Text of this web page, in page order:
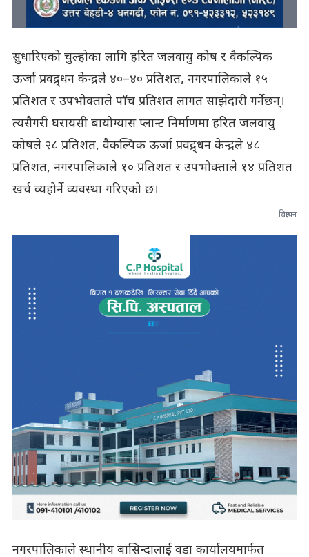
सुधारिएको चुल्होका लागि हरित जलवायु कोष र वैकल्पिक
ऊर्जा प्रवद्र्धन केन्द्रले ४०–४० प्रतिशत, नगरपालिकाले १५
प्रतिशत र उपभोक्ताले पाँच प्रतिशत लागत साझेदारी गर्नेछन्।
त्यसैगरी घरायसी बायोग्यास प्लान्ट निर्माणमा हरित जलवायु
कोषले २८ प्रतिशत, वैकल्पिक ऊर्जा प्रवद्र्धन केन्द्रले ४८
प्रतिशत, नगरपालिकाले १० प्रतिशत र उपभोक्ताले १४ प्रतिशत
खर्च व्यहोर्ने व्यवस्था गरिएको छ।
विज्ञापन
नगरपालिकाले स्थानीय बासिन्दालाई वडा कार्यालयमार्फत